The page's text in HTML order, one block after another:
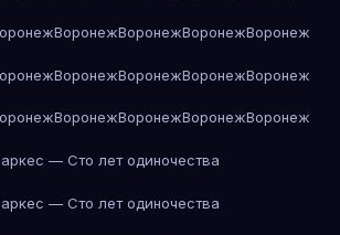
ВоронежВоронежВоронежВоронеж
ВоронежВоронежВоронежВоронеж
ВоронежВоронежВоронежВоронеж
— Сто лет одиночества
— Сто лет одиночества